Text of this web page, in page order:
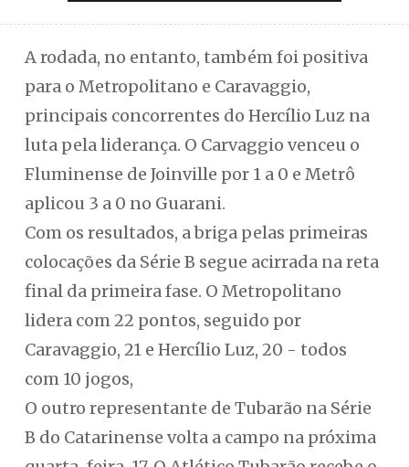
A rodada, no entanto, também foi positiva
para o Metropolitano e Caravaggio,
principais concorrentes do Hercílio Luz na
luta pela liderança. O Carvaggio venceu o
Fluminense de Joinville por 1 a 0 e Metrô
aplicou 3 a 0 no Guarani.
Com os resultados, a briga pelas primeiras
colocações da Série B segue acirrada na reta
final da primeira fase. O Metropolitano
lidera com 22 pontos, seguido por
Caravaggio, 21 e Hercílio Luz, 20 - todos
com 10 jogos,
O outro representante de Tubarão na Série
B do Catarinense volta a campo na próxima